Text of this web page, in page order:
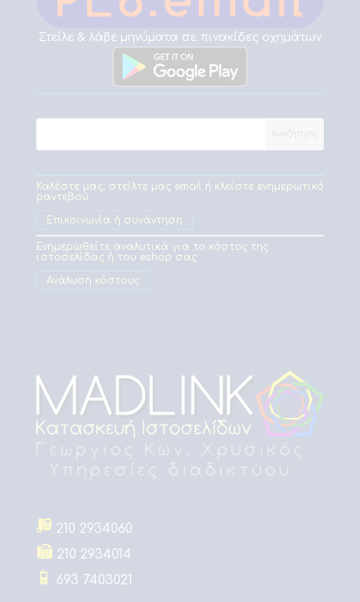
Στείλε & λάβε μηνύματα σε πινακίδες οχημάτων
Καλέστε μας, στείλτε μας email ή κλείστε ενημερωτικό
ραντεβού
Επικοινωνία ή συνάντηση
Ενημερωθείτε αναλυτικά για το κόστος της
ιστοσελίδας ή του eshop σας
Ανάλυση κόστους
210 2934060
210 2934014
693 7403021